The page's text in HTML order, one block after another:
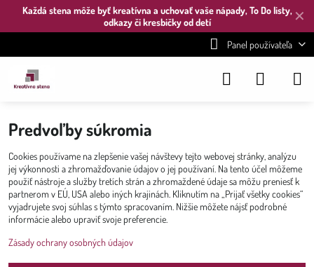
✕
Každá stena môže byť kreatívna a uchovať vaše nápady, To Do listy,
odkazy či kresbičky od detí
Panel používateľa
Predvoľby súkromia
Cookies používame na zlepšenie vašej návštevy tejto webovej stránky, analýzu
jej výkonnosti a zhromažďovanie údajov o jej používaní. Na tento účel môžeme
použiť nástroje a služby tretích strán a zhromaždené údaje sa môžu preniesť k
partnerom v EÚ, USA alebo iných krajinách. Kliknutím na „Prijať všetky cookies“
vyjadrujete svoj súhlas s týmto spracovaním. Nižšie môžete nájsť podrobné
informácie alebo upraviť svoje preferencie.
Zásady ochrany osobných údajov